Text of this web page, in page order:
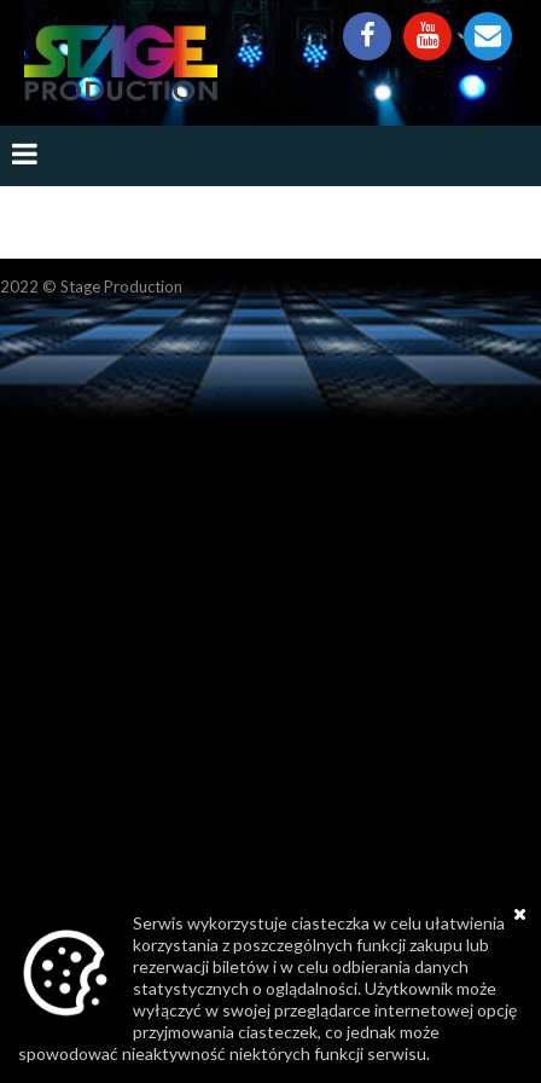
2022 © Stage Production
Serwis wykorzystuje ciasteczka w celu ułatwienia
korzystania z poszczególnych funkcji zakupu lub
rezerwacji biletów i w celu odbierania danych
statystycznych o oglądalności. Użytkownik może
wyłączyć w swojej przeglądarce internetowej opcję
przyjmowania ciasteczek, co jednak może
spowodować nieaktywność niektórych funkcji serwisu.